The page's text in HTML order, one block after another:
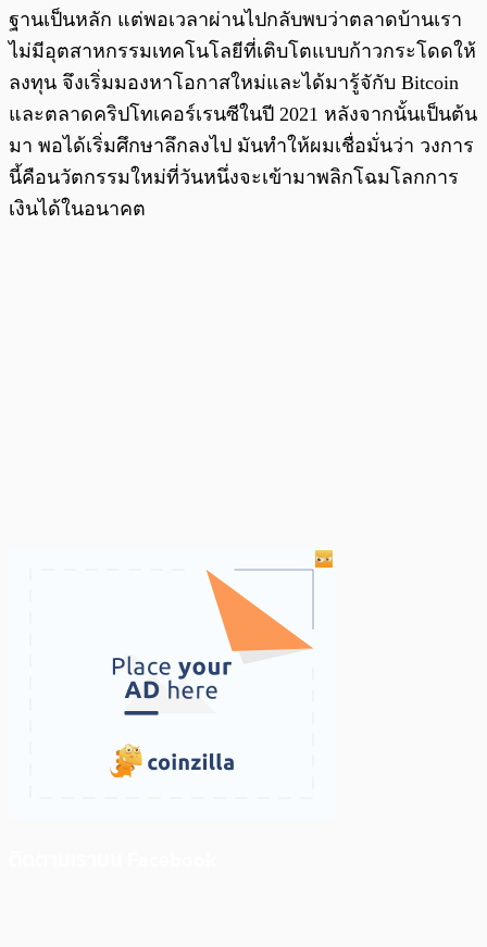
ฐานเป็นหลัก แต่พอเวลาผ่านไปกลับพบว่าตลาดบ้านเรา
ไม่มีอุตสาหกรรมเทคโนโลยีที่เติบโตแบบก้าวกระโดดให้
ลงทุน จึงเริ่มมองหาโอกาสใหม่และได้มารู้จักับ Bitcoin
และตลาดคริปโทเคอร์เรนซีในปี 2021 หลังจากนั้นเป็นต้น
มา พอได้เริ่มศึกษาลึกลงไป มันทำให้ผมเชื่อมั่นว่า วงการ
นี้คือนวัตกรรมใหม่ที่วันหนึ่งจะเข้ามาพลิกโฉมโลกการ
เงินได้ในอนาคต